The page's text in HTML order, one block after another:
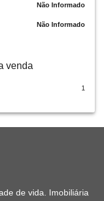
Não Informado
Não Informado
venda
1
de vida. Imobiliária